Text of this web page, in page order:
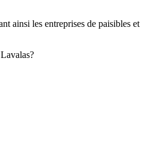
ainsi les entreprises de paisibles et